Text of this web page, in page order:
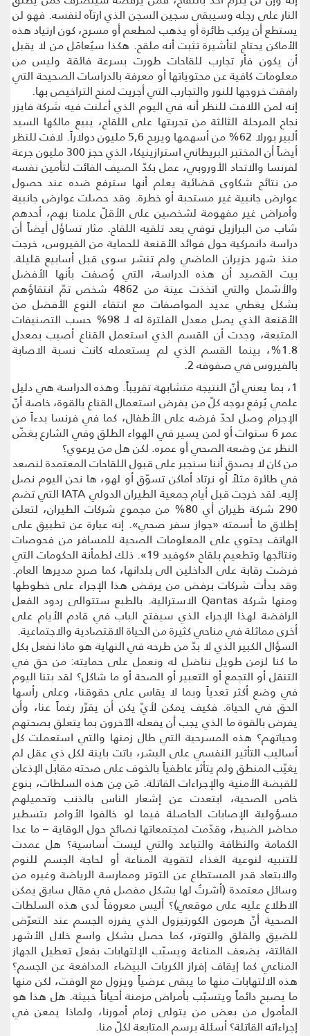
النار على رجله وسيبقى سجين السجن الذي ارتآه لنفسه. فهو لن
يستطع أن يركب طائرة أو يذهب لمطعم أو مسرح، كون ارتياد هذه
الأماكن يحتاج لتأشيرة تثبت أنه ملقح. هكذا سيُعامَل من لا يقبل
أن يكون فأر تجارب للقاحات طورت بسرعة فائقة وليس من
معلومات كافية عن محتوياتها أو معرفة بالدراسات الصحيحة التي
رافقت خروجها للنور والتجارب التي أجريت لمنح التراخيص بها.
إنه لمن اللافت للنظر أنه في اليوم الذي أعلنت فيه شركة فايزر
نجاح المرحلة الثالثة من تجربتها على اللقاح، يبيع مالكها السيد
ألبير بورلا 62% من أسهمها ويربح 5,6 مليون دولاراً. لافت للنظر
أيضاً أن المختبر البريطاني استرازينيكا، الذي حجز 300 مليون جرعة
لفرنسا والاتحاد الأوروبي، عمل بكدّ الصيف الفائت لتأمين نفسه
من نتائج شكاوى قضائية يعلم أنها سترفع ضده عند حصول
عوارض جانبية غير مستحبة أو خطرة. وقد حصلت عوارض جانبية
وأمراض غير مفهومة لشخصين على الأقلّ علمنا بهم، أحدهم
شاب من البرازيل توفي بعد تلقيه اللقاح. مثار تساؤل أيضاً أن
دراسة دانمركية حول فوائد الأقنعة للحماية من الفيروس، خرجت
منذ شهر حزيران الماضي ولم تنشر سوى قبل أسابيع قليلة.
بيت القصيد أن هذه الدراسة، التي وُصفت بأنها الأفضل
والأشمل والتي اتخذت عينة من 4862 شخص تمّ انتقاؤهم
بشكل يغطي عديد المواصفات مع انتقاء النوع الأفضل من
الأقنعة الذي يصل معدل الفلترة له لـ 98% حسب التصنيفات
المتبعة، وجدت أن القسم الذي استعمل القناع أصيب بمعدل
1.8%، بينما القسم الذي لم يستعمله كانت نسبة الاصابة
بالفيروس في صفوفه 2.
1، بما يعني أنّ النتيجة متشابهة تقريباً. وهذه الدراسة هي دليل
علمي يُرفع بوجه كلّ من يفرض استعمال القناع بالقوة، خاصة أنّ
الإجرام وصل لحدّ فرضه على الأطفال، كما في فرنسا بدءاً من
عمر 6 سنوات أو لمن يسير في الهواء الطلق وفي الشارع بغضّ
النظر عن وضعه الصحي أو عمره. لكن هل من يرعوي؟
من كان لا يصدق أننا سنجبر على قبول اللقاحات المعتمدة لنصعد
في طائرة مثلاً أو نرتاد أماكن تسوّق أو لهو، ها نحن اليوم نصل
إليه. لقد خرجت قبل أيام جمعية الطيران الدولي IATA التي تضم
290 شركة طيران أي 80% من مجموع شركات الطيران، لتعلن
إطلاق ما أسمته «جواز سفر صحي». إنه عبارة عن تطبيق على
الهاتف يحتوي على المعلومات الصحية للمسافر من فحوصات
ونتائجها وتطعيم بلقاح «كوفيد 19». ذلك لطمأنة الحكومات التي
فرضت رقابة على الداخلين الى بلدانها، كما صرح مديرها العام.
وقد بدأت شركات برفض من يرفض هذا الإجراء على خطوطها
ومنها شركة Qantas الاسترالية. بالطبع ستتوالى ردود الفعل
الرافضة لهذا الإجراء الذي سيفتح الباب في قادم الأيام على
أخرى مماثلة في مناحي كثيرة من الحياة الاقتصادية والاجتماعية.
السؤال الكبير الذي لا بدّ من طرحه في النهاية هو ماذا نفعل بكل
ما كنا لزمن طويل نناضل له ونعمل على حمايته: من حق في
التنقل أو التجمع أو التعبير أو الصحة أو ما شاكل؟ لقد بتنا اليوم
في وضع أكثر تعدياً وبما لا يقاس على حقوقنا، وعلى رأسها
الحق في الحياة. فكيف يمكن لأيّ يكن أن يقرّر رغماً عنا، وأن
يفرض بالقوة ما الذي يجب أن يفعله الآخرون بما يتعلق بصحتهم
وحياتهم؟ هذه المسرحية التي طال زمنها والتي استعملت كل
أساليب التأثير النفسي على البشر، باتت باينة لكل ذي عقل لم
يغيّب المنطق ولم يتأثر عاطفياً بالخوف على صحته مقابل الإذعان
للقبضة الأمنية والإجراءات القاتلة. مَن مِن هذه السلطات، بنوع
خاص الصحية، ابتعدت عن إشعار الناس بالذنب وتحميلهم
مسؤولية الإصابات الحاصلة فيما لو خالفوا الأوامر بتسطير
محاضر الضبط، وقدّمت لمجتمعاتها نصائح حول الوقاية – ما عدا
الكمامة والنظافة والتباعد والتي ليست أساسية؟ هل عمدت
للتنبيه لنوعية الغذاء لتقوية المناعة أو لحاجة الجسم للنوم
والابتعاد قدر المستطاع عن التوتر وممارسة الرياضة وغيره من
وسائل معتمدة (أشرتُ لها بشكل مفصل في مقال سابق يمكن
الاطلاع عليه على موقعي)؟ أليس معروفاً لدى هذه السلطات
الصحية أنّ هرمون الكورتيزول الذي يفرزه الجسم عند التعرّض
للضيق والقلق والتوتر، كما حصل بشكل واسع خلال الأشهر
الفائتة، يضعف المناعة ويسبّب الإلتهابات بفعل تعطيل الجهاز
المناعي كما إيقاف إفراز الكريات البيضاء المدافعة عن الجسم؟
هذه الالتهابات منها ما يبقى عرضياً ويزول مع الوقت، لكن منها
ما يصبح دائماً ويتسبّب بأمراض مزمنة أحياناً خبيثة. هل هذا هو
المأمول من بعض من يتولى زمام أمورنا، ولماذا يمعن في
إجراءاته القاتلة؟ أسئلة برسم المتابعة لكلّ منا.